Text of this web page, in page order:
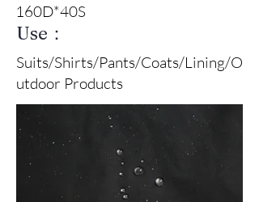
160D*40S
Use：
Suits/Shirts/Pants/Coats/Lining/O
utdoor Products